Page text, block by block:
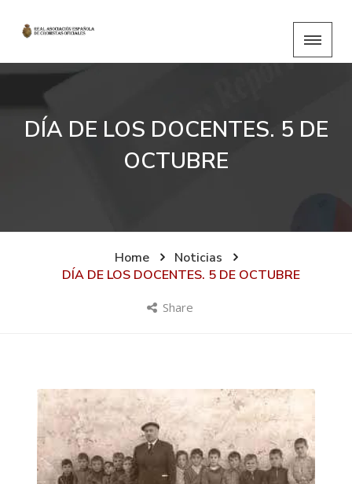
DÍA DE LOS DOCENTES. 5 DE
OCTUBRE
Home
Noticias
DÍA DE LOS DOCENTES. 5 DE OCTUBRE
Share